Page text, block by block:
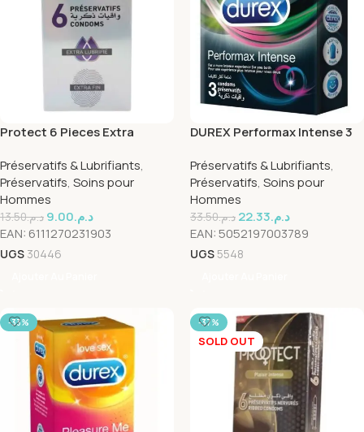
Protect 6 Pieces Extra
Préservatifs & Lubrifiants,
Préservatifs, Soins pour
Hommes
د.م.13.50 د.م.9.00
EAN: 6111270231903
UGS 30446
DUREX Performax Intense 3
Préservatifs & Lubrifiants,
Préservatifs, Soins pour
Hommes
د.م.33.50 د.م.22.33
EAN:5052197003789
UGS 5548
-33% -37%
SOLD OUT